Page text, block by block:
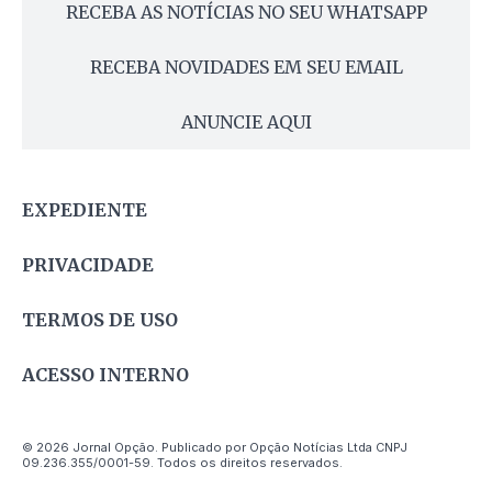
RECEBA AS NOTÍCIAS NO SEU WHATSAPP
RECEBA NOVIDADES EM SEU EMAIL
ANUNCIE AQUI
EXPEDIENTE
PRIVACIDADE
TERMOS DE USO
ACESSO INTERNO
© 2026 Jornal Opção. Publicado por Opção Notícias Ltda CNPJ
09.236.355/0001-59. Todos os direitos reservados.